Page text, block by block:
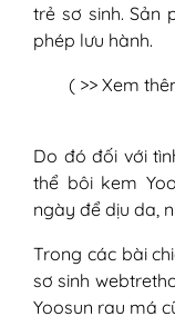
trẻ sơ sinh. Sản
phép lưu hành.
( >> Xem
Do đó đối với
thể bôi kem
ngày để dịu da,
Trong các bài
sơ sinh
Yoosun rau má